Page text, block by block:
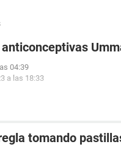
04:39
a las 18:33
tomando